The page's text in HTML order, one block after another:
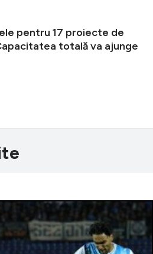
pentru 17 proiecte de
totală va ajunge